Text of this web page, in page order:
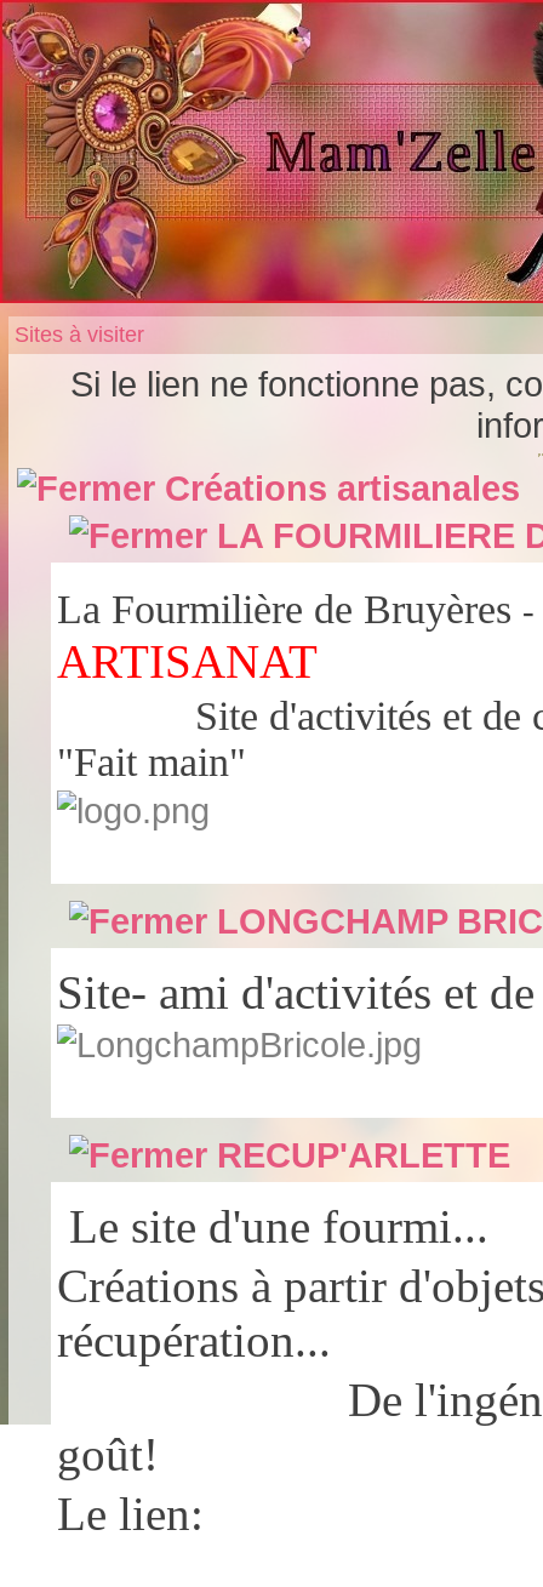
Sites à visiter
Si le lien ne fonctionne pas,
Créations artisanales
LA FOURMILIERE
La Fourmilière de Bruyères
ARTISANAT
Site d'activités et de
"Fait main"
LONGCHAMP
Site- ami d'activités et
RECUP'ARLETTE
Le site d'une fourmi...
Créations à partir
récupération...
De l'ingéniosité
goût!
Le lien: